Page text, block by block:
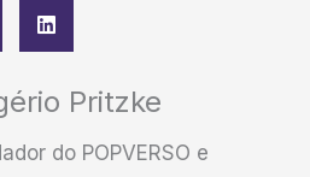
Pritzke
do POPVERSO e